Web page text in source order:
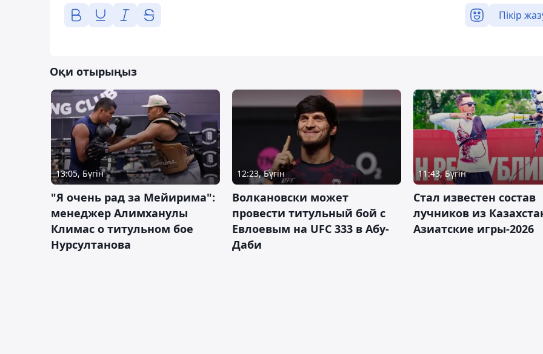
Пікір
Оқи отырыңыз
13:05, Бүгін
"Я очень рад за Мейирима":
менеджер Алимханулы
Климас о титульном бое
Нурсултанова
12:23, Бүгін
Волкановски может
провести титульный бой с
Евлоевым на UFC 333 в Абу-
Даби
11:43, Бүгін
Стал известен состав
лучников из
Азиатские игры-2026